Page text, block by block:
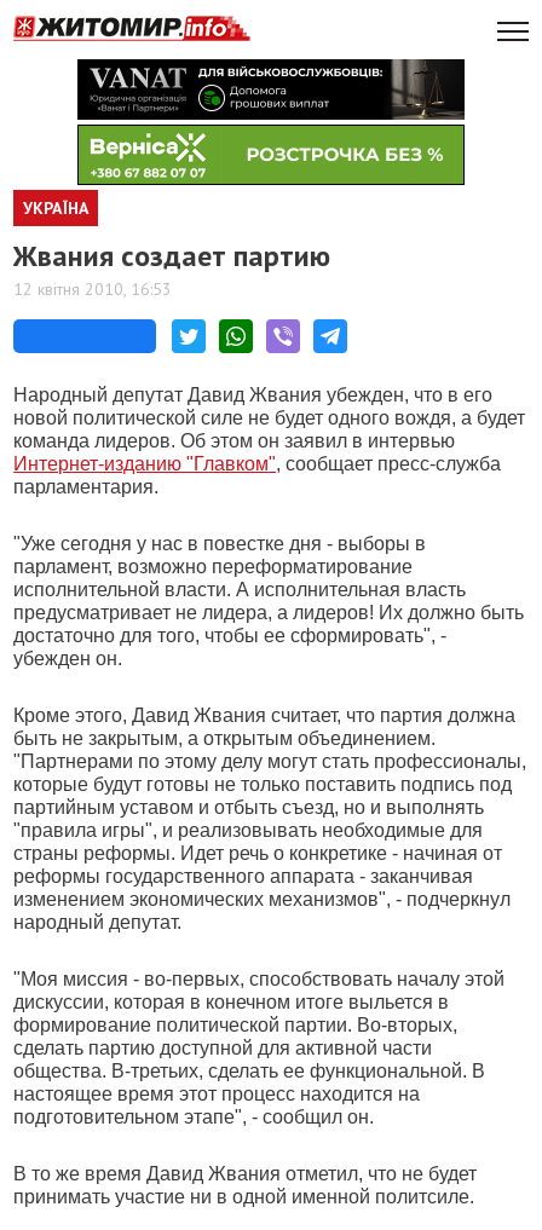
УКРАЇНА
Жвания создает партию
12 квітня 2010, 16:53
Народный депутат Давид Жвания убежден, что в его
новой политической силе не будет одного вождя, а будет
команда лидеров. Об этом он заявил в интервью
Интернет-изданию "Главком", сообщает пресс-служба
парламентария.
"Уже сегодня у нас в повестке дня - выборы в
парламент, возможно переформатирование
исполнительной власти. А исполнительная власть
предусматривает не лидера, а лидеров! Их должно быть
достаточно для того, чтобы ее сформировать", -
убежден он.
Кроме этого, Давид Жвания считает, что партия должна
быть не закрытым, а открытым объединением.
"Партнерами по этому делу могут стать профессионалы,
которые будут готовы не только поставить подпись под
партийным уставом и отбыть съезд, но и выполнять
"правила игры", и реализовывать необходимые для
страны реформы. Идет речь о конкретике - начиная от
реформы государственного аппарата - заканчивая
изменением экономических механизмов", - подчеркнул
народный депутат.
"Моя миссия - во-первых, способствовать началу этой
дискуссии, которая в конечном итоге выльется в
формирование политической партии. Во-вторых,
сделать партию доступной для активной части
общества. В-третьих, сделать ее функциональной. В
настоящее время этот процесс находится на
подготовительном этапе", - сообщил он.
В то же время Давид Жвания отметил, что не будет
принимать участие ни в одной именной политсиле.